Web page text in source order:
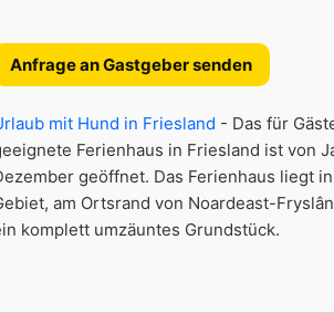
Anfrage an Gastgeber senden
mit Hund in Friesland - Das für
Ferienhaus in Friesland ist von
geöffnet. Das Ferienhaus liegt
am Ortsrand von Noardeast-
komplett umzäuntes Grundstück.